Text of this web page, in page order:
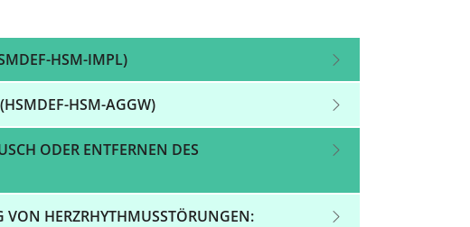
HSM-IMPL)
HSM-AGGW)
ODER ENTFERNEN DES
VON HERZRHYTHMUSSTÖRUNGEN: